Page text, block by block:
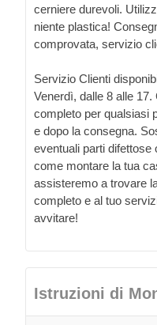
cerniere durevoli.
niente plastica!
comprovata, servizio
Servizio Clienti
Venerdì, dalle 8 alle
completo per qualsiasi
e dopo la consegna.
eventuali parti difettose
come montare la tua
assisteremo a trovare
completo e al tuo
avvitare!
Istruzioni di